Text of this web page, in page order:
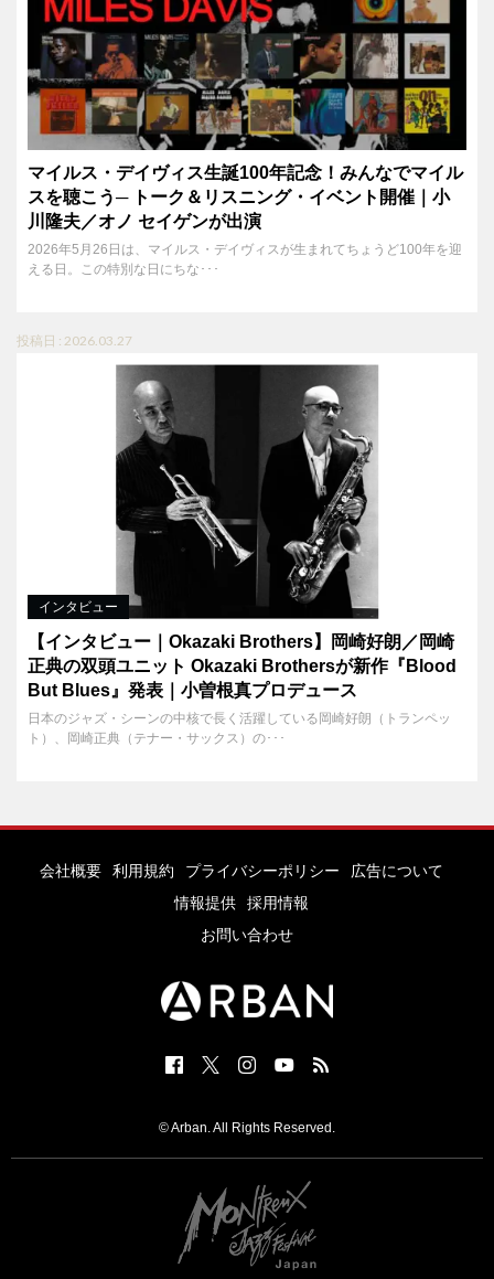
マイルス・デイヴィス生誕100年記念！みんなでマイル
スを聴こう─ トーク＆リスニング・イベント開催｜小
川隆夫／オノ セイゲンが出演
2026年5月26日は、マイルス・デイヴィスが生まれてちょうど100年を迎
える日。この特別な日にちな･･･
投稿日 : 2026.03.27
インタビュー
【インタビュー｜Okazaki Brothers】岡崎好朗／岡崎
正典の双頭ユニット Okazaki Brothersが新作『Blood
But Blues』発表｜小曽根真プロデュース
日本のジャズ・シーンの中核で長く活躍している岡崎好朗（トランペッ
ト）、岡崎正典（テナー・サックス）の･･･
会社概要 利用規約 プライバシーポリシー
広告について
情報提供
採用情報
お問い合わせ
© Arban. All Rights Reserved.